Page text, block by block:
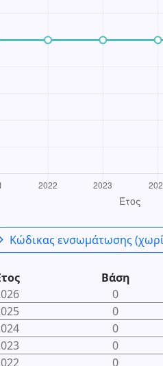
Κώδικας ενσωμάτωσης
Βάση
0
0
0
0
0